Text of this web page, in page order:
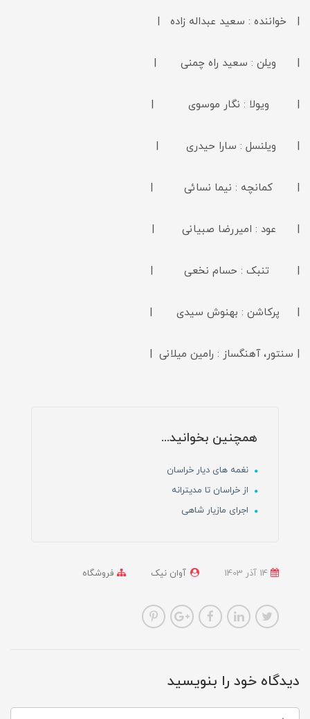
| خواننده : سعید عبداله زاده |
| ویلن : سعید راه چمنی |
| ویولا : نگار موسوی |
| ویلنسل : سارا حیدری |
| کمانچه : نیما نسائی |
| عود : امیررضا صبیانی |
| تنبک : حسام نخعی |
| پرکاشن : بهنوش سیدی |
| سنتور، آهنگساز : رامین میلانی |
همچنین بخوانید...
نغمه های دیار خراسان
از خراسان تا مدیترانه
اجرای مازیار شاهی
آوان نیک فروشگاه
دیدگاه خود را بنویسید